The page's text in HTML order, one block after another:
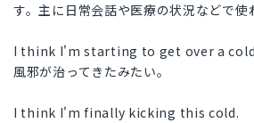
す。主に日常会話や医療の状況などで使
I think I'm starting to get over a
風邪が治ってきたみたい。
I think I'm finally kicking this cold.